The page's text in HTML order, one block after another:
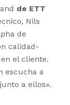
de ETT
Nils
de
calidad-
el cliente.
escucha a
a ellos».